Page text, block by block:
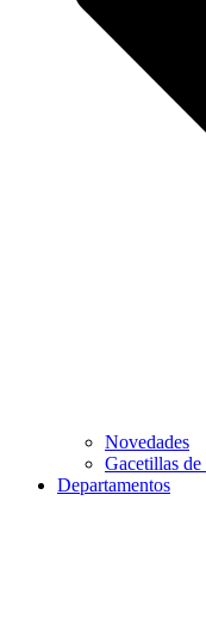
Novedades
Gacetillas de
Departamentos